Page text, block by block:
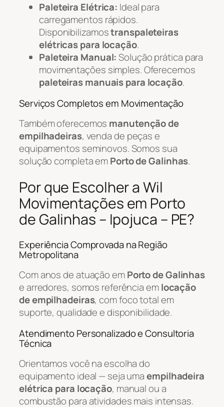
Paleteira Elétrica: Ideal para
carregamentos rápidos.
Disponibilizamostranspaleteiras
elétricas para locação.
Paleteira Manual:Solução prática para
movimentações simples. Oferecemos
paleteiras manuais para locação.
Serviços Completos em Movimentação
Também oferecemos manutenção de
empilhadeiras, venda de peças e
equipamentos seminovos. Somos sua
solução completa emPorto de Galinhas.
Por que Escolher a Wil
Movimentações em Porto
de Galinhas – Ipojuca – PE?
Experiência Comprovada na Região
Metropolitana
Com anos de atuação emPorto de Galinhas
e arredores, somos referência emlocação
de empilhadeiras, com foco total em
suporte, qualidade e disponibilidade.
Atendimento Personalizado e Consultoria
Técnica
Orientamos você na escolha do
equipamento ideal — seja umaempilhadeira
elétrica para locação, manual ou a
combustão para atividades mais intensas.